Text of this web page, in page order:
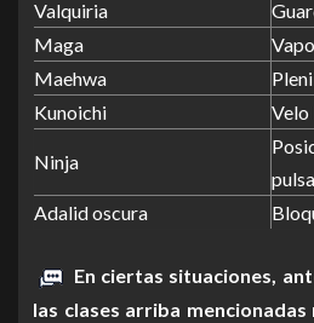
Valquiria
Maga
Maehwa
Kunoichi
Velo
Ninja
Adalid oscura
En ciertas situaciones,
las clases arriba